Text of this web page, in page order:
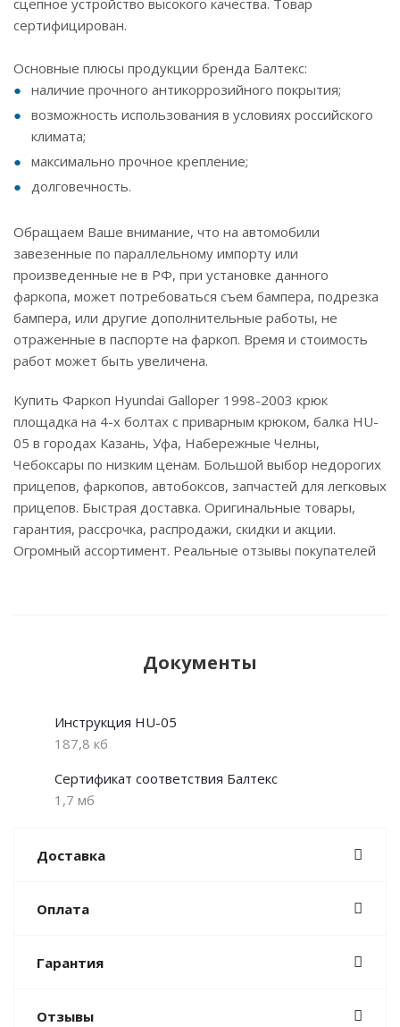
сцепное устройство высокого качества. Товар
сертифицирован.
Основные плюсы продукции бренда Балтекс:
наличие прочного антикоррозийного покрытия;
возможность использования в условиях российского
климата;
максимально прочное крепление;
долговечность.
Обращаем Ваше внимание, что на автомобили
завезенные по параллельному импорту или
произведенные не в РФ, при установке данного
фаркопа, может потребоваться съем бампера, подрезка
бампера, или другие дополнительные работы, не
отраженные в паспорте на фаркоп. Время и стоимость
работ может быть увеличена.
Купить Фаркоп Hyundai Galloper 1998-2003 крюк
площадка на 4-х болтах с приварным крюком, балка HU-
05 в городах Казань, Уфа, Набережные Челны,
Чебоксары по низким ценам. Большой выбор недорогих
прицепов, фаркопов, автобоксов, запчастей для легковых
прицепов. Быстрая доставка. Оригинальные товары,
гарантия, рассрочка, распродажи, скидки и акции.
Огромный ассортимент. Реальные отзывы покупателей
Документы
Инструкция HU-05
187,8 кб
Сертификат соответствия Балтекс
1,7 мб
Доставка
Оплата
Гарантия
Отзывы